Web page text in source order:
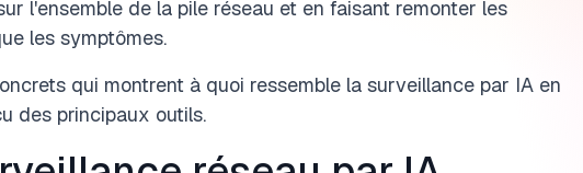
l'ensemble de la pile réseau et en faisant remonter les
les symptômes.
qui montrent à quoi ressemble la surveillance par IA en
des principaux outils.